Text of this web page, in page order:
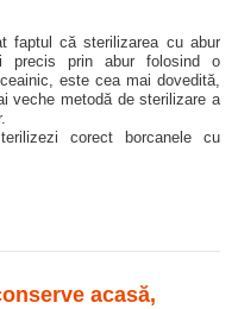
faptul că sterilizarea cu abur
precis prin abur folosind o
este cea mai dovedită,
veche metodă de sterilizare a
corect borcanele cu
acasă,